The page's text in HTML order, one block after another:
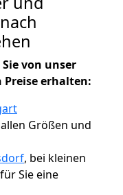
von unser
erhalten:
Größen und
, bei kleinen
Sie eine